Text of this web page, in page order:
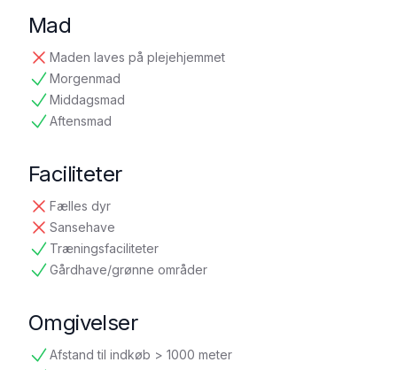
Mad
Maden laves på plejehjemmet
ikke tilgængelig
Morgenmad
tilgængelig
Middagsmad
tilgængelig
Aftensmad
tilgængelig
Faciliteter
Fælles dyr
ikke tilgængelig
Sansehave
ikke tilgængelig
Træningsfaciliteter
tilgængelig
Gårdhave/grønne områder
tilgængelig
Omgivelser
Afstand til indkøb > 1000 meter
tilgængelig